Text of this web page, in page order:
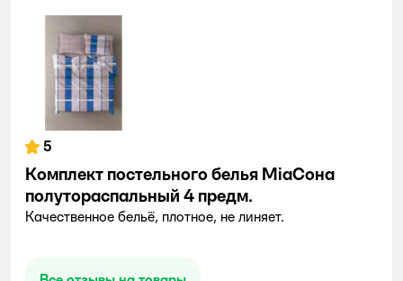
5
Комплект постельного белья MiaСона
полутораспальный 4 предм.
Качественное бельё, плотное, не линяет.